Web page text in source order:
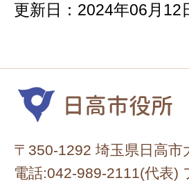
更新日：2024年06月12
〒350-1292 埼玉県日高市
電話:042-989-2111(代表)